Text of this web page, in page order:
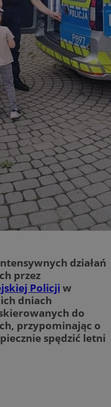
działań
przez
Policji w
dniach
do
przypominając o
spędzić letni
Targetowanie
korzystanie z podstawowych
i zarządzanie kontem. Bez
strony internetowej.
Provider/
Domena
Okres
mojetychy.pl 1 rok
mojetychy.pl 1 rok
mojetychy.pl 1 rok
Cloudflare
30 minut
YouTube
.youtube.com
5 miesięcy 4
tygodnie